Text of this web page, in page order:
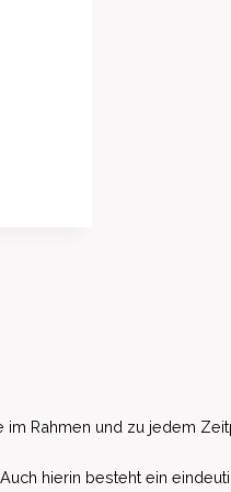
Rahmen und zu jedem
hierin besteht ein